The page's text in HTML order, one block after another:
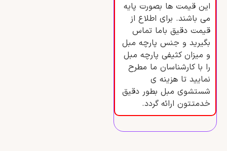
این قیمت ها بصورت پایه
می باشند. برای اطلاع از
قیمت دقیق باما تماس
بگیرید و جنس پارچه مبل
و میزان کثیفی پارچه مبل
را با کارشناسان ما مطرح
نمایید تا هزینه ی
شستشوی مبل بطور دقیق
خدمتتون ارائه گردد.